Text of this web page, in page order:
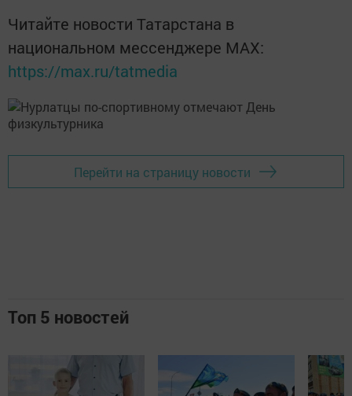
Читайте новости Татарстана в
национальном мессенджере MАХ:
https://max.ru/tatmedia
Перейти на страницу новости
Топ 5 новостей